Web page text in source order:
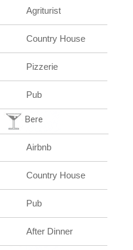
Agriturist
Country House
Pizzerie
Pub
Bere
Airbnb
Country House
Pub
After Dinner